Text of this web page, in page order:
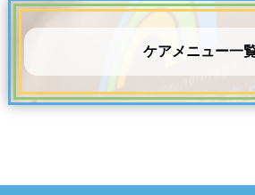
ケアメニュー一